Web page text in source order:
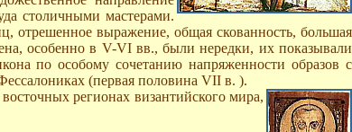
столичными мастерами.
отрешенное выражение, общая скованность, большая
особенно в V-VI вв., были нередки, их показывали
по особому сочетанию напряженности образов с
(первая половина VII в. ).
регионах византийского мира,